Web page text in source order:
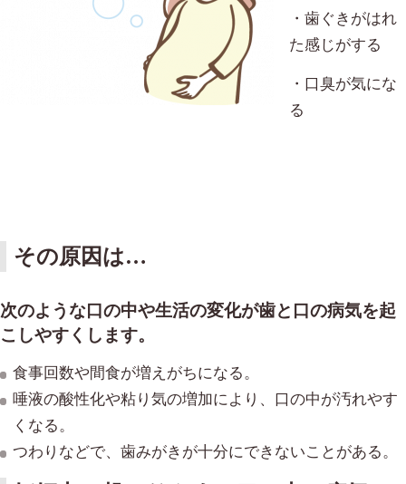
・歯ぐきがはれ
た感じがする
・口臭が気にな
る
その原因は…
次のような口の中や生活の変化が歯と口の病気を起
こしやすくします。
食事回数や間食が増えがちになる。
唾液の酸性化や粘り気の増加により、口の中が汚れやす
くなる。
つわりなどで、歯みがきが十分にできないことがある。